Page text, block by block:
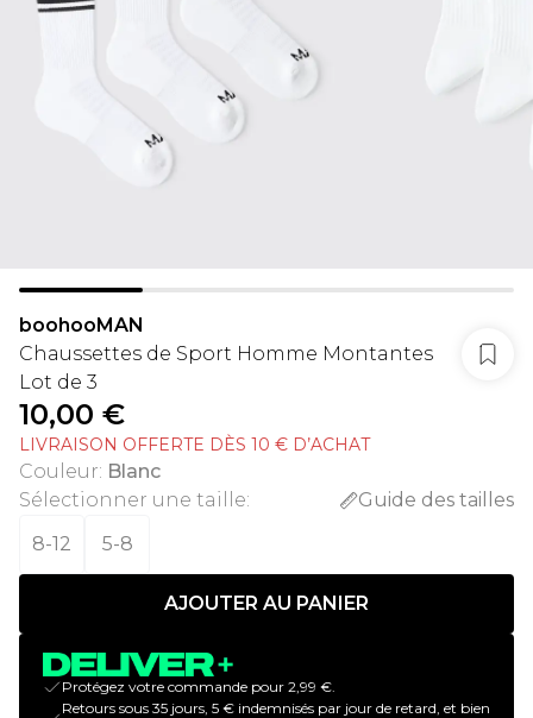
boohooMAN
Chaussettes de Sport Homme Montantes
Lot de 3
10,00 €
LIVRAISON OFFERTE DÈS 10 € D’ACHAT
Couleur: Blanc
Sélectionner une taille:
Guide des tailles
8-12
5-8
AJOUTER AU PANIER
Protégez votre commande pour 2,99 €.
Retours sous 35 jours, 5 € indemnisés par jour de retard, et bien